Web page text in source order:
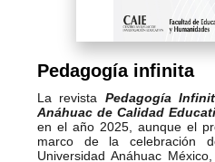
Pedagogía infinita
La revista Pedagogía
Anáhuac de Calidad
en el año 2025, aunque el
marco de la celebración
Universidad Anáhuac